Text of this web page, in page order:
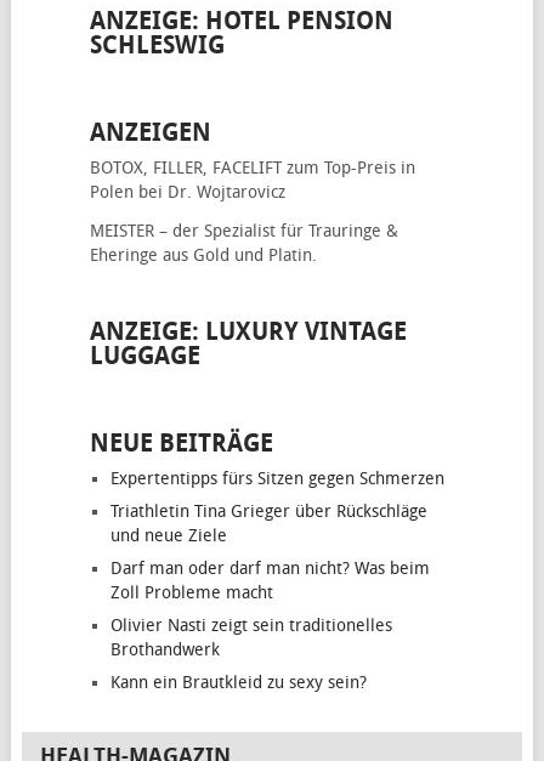
ANZEIGE: HOTEL PENSION
SCHLESWIG
ANZEIGEN
BOTOX, FILLER, FACELIFTzum Top-Preis in
Polen bei Dr. Wojtarovicz
MEISTER – der Spezialist für Trauringe &
Eheringe aus Gold und Platin.
ANZEIGE: LUXURY VINTAGE
LUGGAGE
NEUE BEITRÄGE
Expertentipps fürs Sitzen gegen Schmerzen
Triathletin Tina Grieger über Rückschläge
und neue Ziele
Darf man oder darf man nicht? Was beim
Zoll Probleme macht
Olivier Nasti zeigt sein traditionelles
Brothandwerk
Kann ein Brautkleid zu sexy sein?